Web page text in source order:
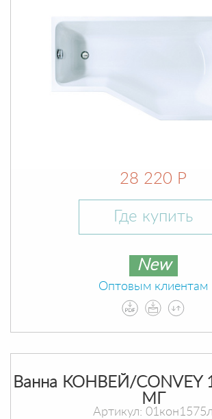
28 220 Р
Где купить
New
Оптовым клиентам
Ванна КОНВЕЙ/CONVEY
МГ
Артикул: 01кон1575л